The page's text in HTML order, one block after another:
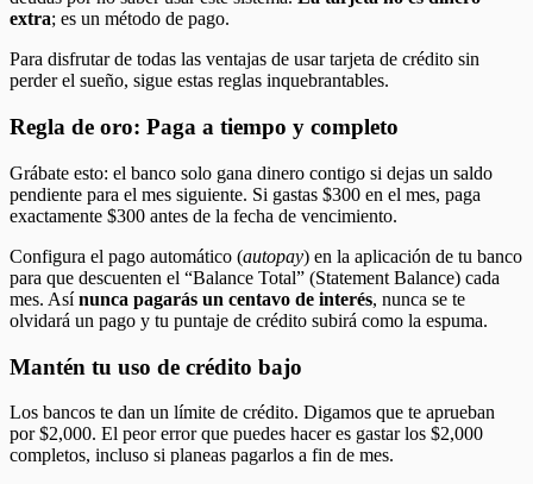
extra; es un método de pago.
Para disfrutar de todas las ventajas de usar tarjeta de crédito sin
perder el sueño, sigue estas reglas inquebrantables.
Regla de oro: Paga a tiempo y completo
Grábate esto: el banco solo gana dinero contigo si dejas un saldo
pendiente para el mes siguiente. Si gastas $300 en el mes, paga
exactamente $300 antes de la fecha de vencimiento.
Configura el pago automático (autopay) en la aplicación de tu banco
para que descuenten el “Balance Total” (Statement Balance) cada
mes. Asínunca pagarás un centavo de interés, nunca se te
olvidará un pago y tu puntaje de crédito subirá como la espuma.
Mantén tu uso de crédito bajo
Los bancos te dan un límite de crédito. Digamos que te aprueban
por $2,000. El peor error que puedes hacer es gastar los $2,000
completos, incluso si planeas pagarlos a fin de mes.